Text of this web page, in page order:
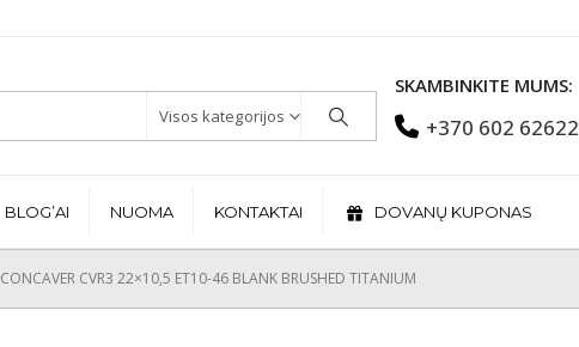
Visos kategorijos
SKAMBINKITE MUMS:
+370 602 62622
BLOG’AI NUOMA KONTAKTAI DOVANŲ KUPONAS
CONCAVER CVR3 22×10,5 ET10-46 BLANK BRUSHED TITANIUM